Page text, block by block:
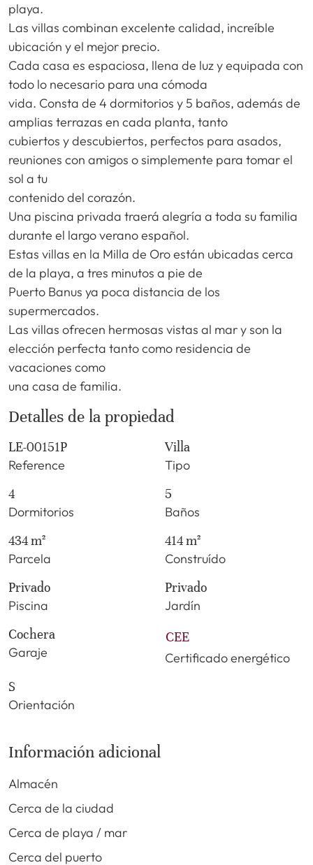
playa.
Las villas combinan excelente calidad, increíble
ubicación y el mejor precio.
Cada casa es espaciosa, llena de luz y equipada con
todo lo necesario para una cómoda
vida. Consta de 4 dormitorios y 5 baños, además de
amplias terrazas en cada planta, tanto
cubiertos y descubiertos, perfectos para asados,
reuniones con amigos o simplemente para tomar el
sol a tu
contenido del corazón.
Una piscina privada traerá alegría a toda su familia
durante el largo verano español.
Estas villas en la Milla de Oro están ubicadas cerca
de la playa, a tres minutos a pie de
Puerto Banus ya poca distancia de los
supermercados.
Las villas ofrecen hermosas vistas al mar y son la
elección perfecta tanto como residencia de
vacaciones como
una casa de familia.
Detalles de la propiedad
LE-00151P
Reference
Villa
Tipo
4
Dormitorios
5
Baños
434 m²
Parcela
414 m²
Construído
Privado
Piscina
Privado
Jardín
Cochera
Garaje
CEE
Certificado energético
S
Orientación
Información adicional
Almacén
Cerca de la ciudad
Cerca de playa / mar
Cerca del puerto